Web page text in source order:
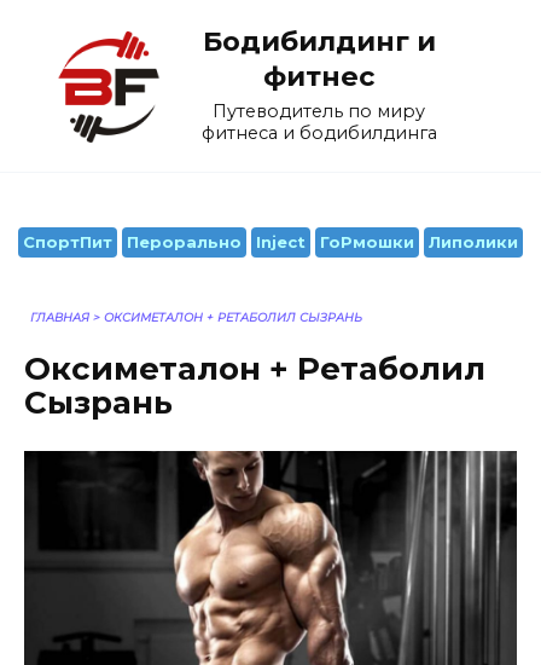
содержанию
Бодибилдинг и
фитнес
Путеводитель по миру
фитнеса и бодибилдинга
СпортПит Перорально Inject ГоРмошки Липолики
ГЛАВНАЯ > ОКСИМЕТАЛОН + РЕТАБОЛИЛ СЫЗРАНЬ
Оксиметалон + Ретаболил
Сызрань